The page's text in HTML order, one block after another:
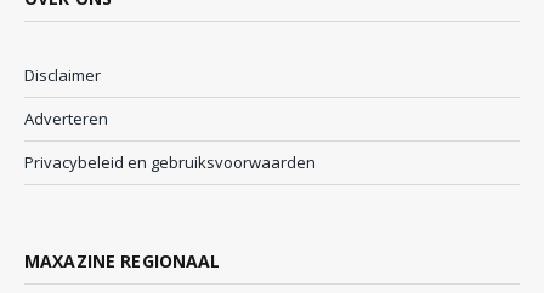
Disclaimer
Adverteren
Privacybeleid en gebruiksvoorwaarden
MAXAZINE REGIONAAL